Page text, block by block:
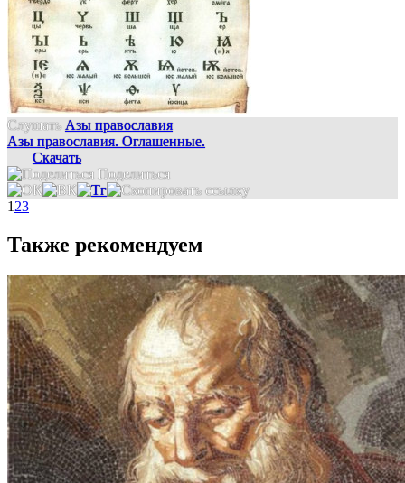
Слушать Азы православия
Азы православия. Оглашенные.
Скачать
Поделиться
1 23
Также рекомендуем